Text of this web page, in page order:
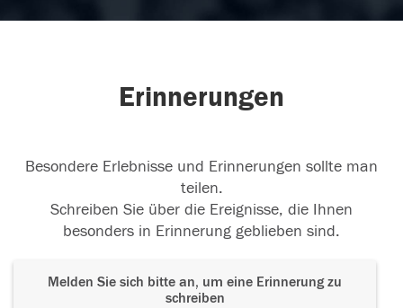
Erinnerungen
Besondere Erlebnisse und Erinnerungen sollte man
teilen.
Schreiben Sie über die Ereignisse, die Ihnen
besonders in Erinnerung geblieben sind.
Melden Sie sich bitte an, um eine Erinnerung zu
schreiben